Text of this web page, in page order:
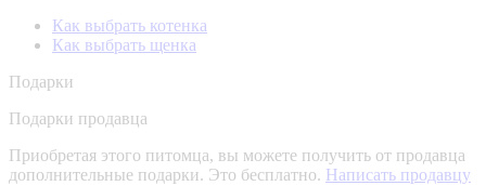
Как выбрать котенка
Как выбрать щенка
Подарки
Подарки продавца
Приобретая этого питомца, вы можете получить от продавца
дополнительные подарки. Это бесплатно. Написать продавцу